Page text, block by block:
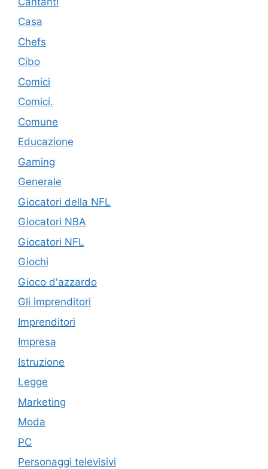
Casa
Chefs
Cibo
Comici
Comici.
Comune
Educazione
Gaming
Generale
Giocatori della NFL
Giocatori NBA
Giocatori NFL
Giochi
Gioco d'azzardo
Gli imprenditori
Imprenditori
Impresa
Istruzione
Legge
Marketing
Moda
PC
Personaggi televisivi